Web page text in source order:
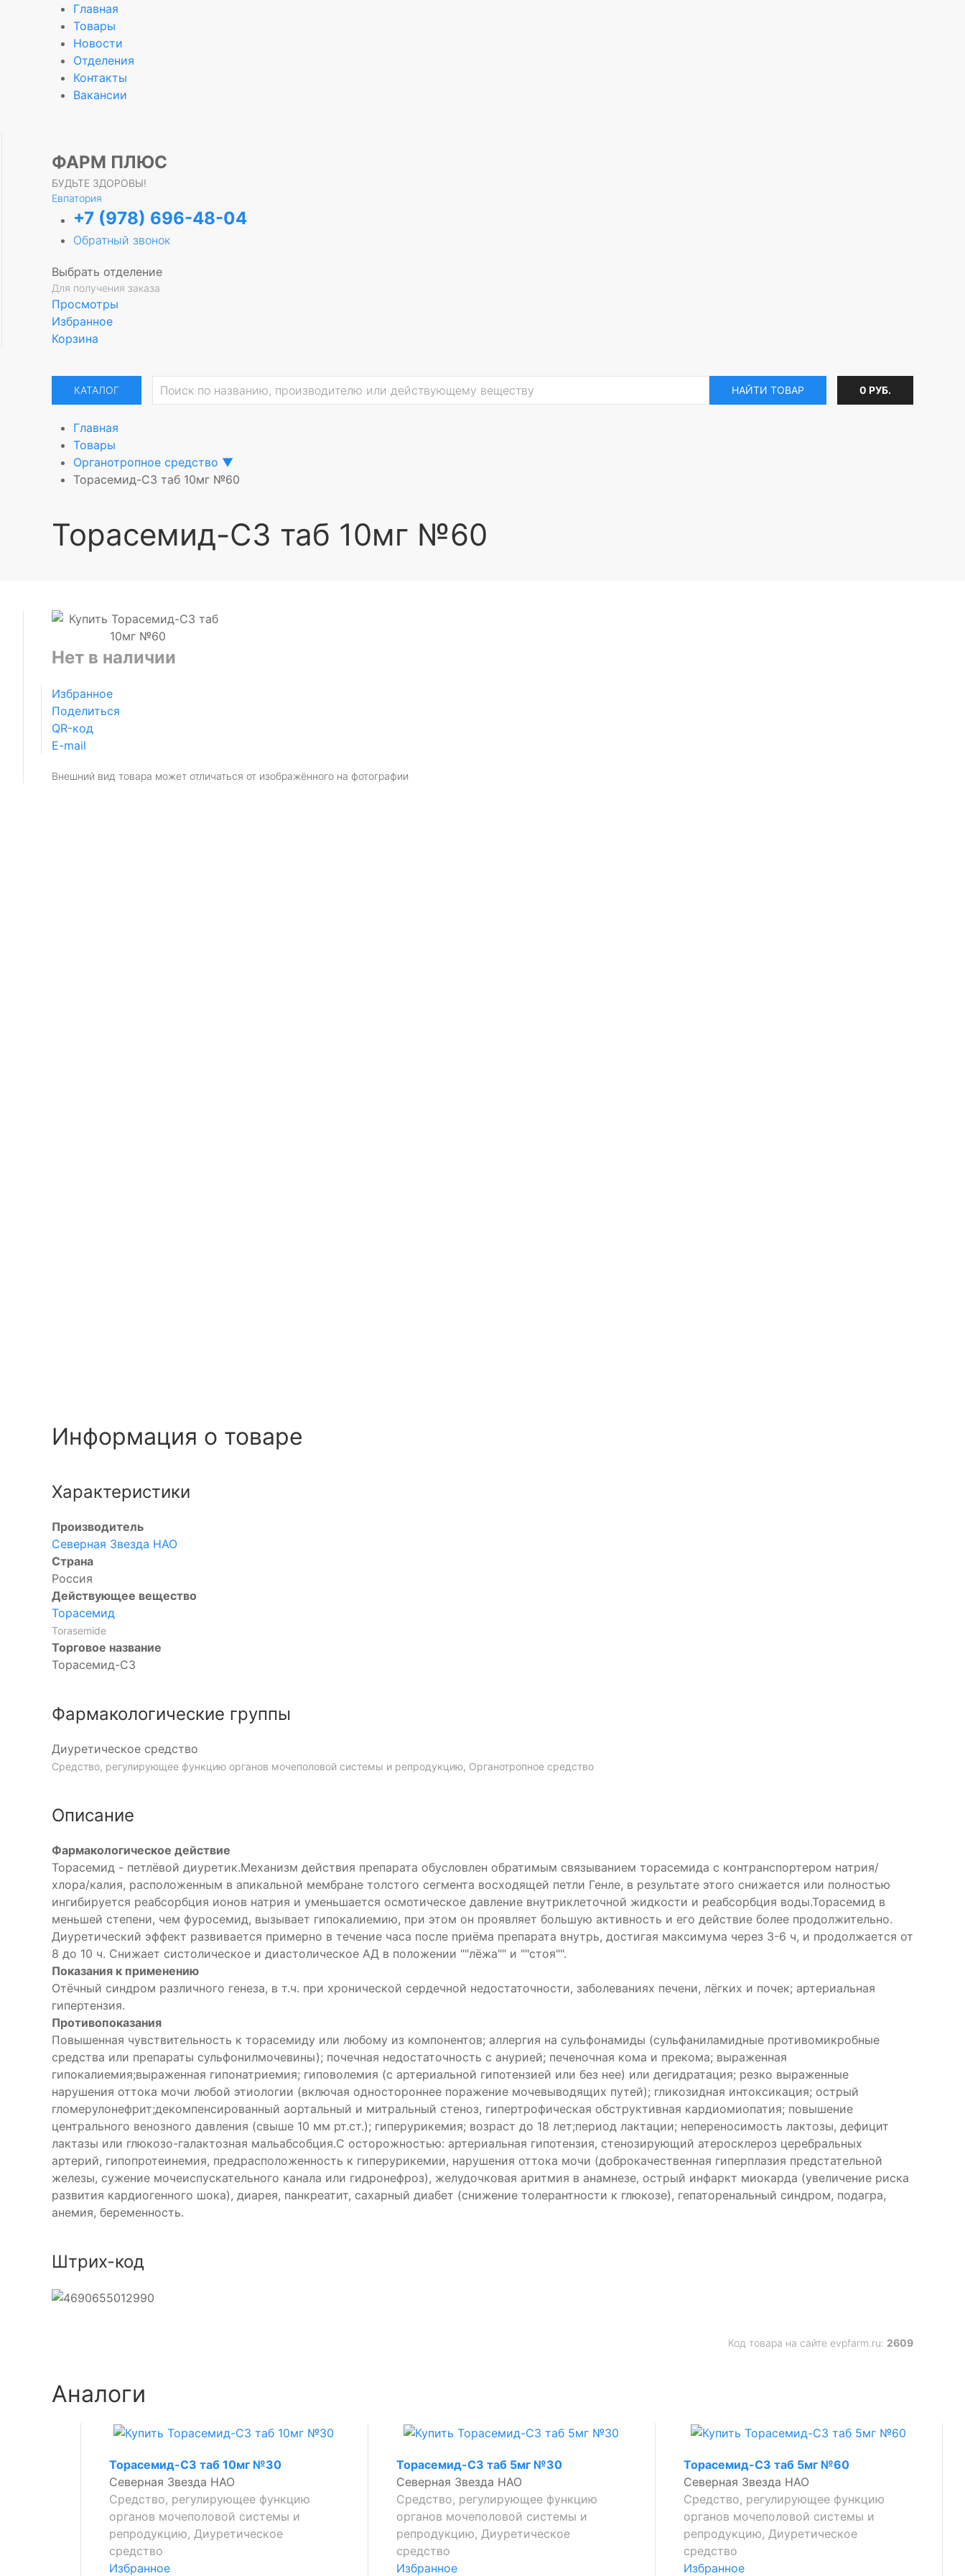
Главная
Товары
Новости
Отделения
Контакты
Вакансии
ФАРМ ПЛЮС
БУДЬТЕ ЗДОРОВЫ!
Евпатория
+7 (978) 696-48-04
Обратный звонок
Выбрать отделение
Для получения заказа
Просмотры
Избранное
Корзина
КАТАЛОГ НАЙТИ ТОВАР 0 РУБ.
Главная
Товары
Органотропное средство ▼
Торасемид-СЗ таб 10мг №60
Торасемид-СЗ таб 10мг №60
Нет в наличии
Избранное
Поделиться
QR-код
E-mail
Внешний вид товара может отличаться от изображённого на фотографии
Информация о товаре
Характеристики
Производитель
Северная Звезда НАО
Страна
Россия
Действующее вещество
Торасемид
Torasemide
Торговое название
Торасемид-СЗ
Фармакологические группы
Диуретическое средство
Средство, регулирующее функцию органов мочеполовой системы и репродукцию, Органотропное средство
Описание
Фармакологическое действие
Торасемид - петлёвой диуретик.Механизм действия препарата обусловлен обратимым связыванием торасемида с контранспортером натрия/
хлора/калия, расположенным в апикальной мембране толстого сегмента восходящей петли Генле, в результате этого снижается или полностью
ингибируется реабсорбция ионов натрия и уменьшается осмотическое давление внутриклеточной жидкости и реабсорбция воды.Торасемид в
меньшей степени, чем фуросемид, вызывает гипокалиемию, при этом он проявляет большую активность и его действие более продолжительно.
Диуретический эффект развивается примерно в течение часа после приёма препарата внутрь, достигая максимума через 3-6 ч, и продолжается от
8 до 10 ч. Снижает систолическое и диастолическое АД в положении ""лёжа"" и ""стоя"".
Показания к применению
Отёчный синдром различного генеза, в т.ч. при хронической сердечной недостаточности, заболеваниях печени, лёгких и почек; артериальная
гипертензия.
Противопоказания
Повышенная чувствительность к торасемиду или любому из компонентов; аллергия на сульфонамиды (сульфаниламидные противомикробные
средства или препараты сульфонилмочевины); почечная недостаточность с анурией; печеночная кома и прекома; выраженная
гипокалиемия;выраженная гипонатриемия; гиповолемия (с артериальной гипотензией или без нее) или дегидратация; резко выраженные
нарушения оттока мочи любой этиологии (включая одностороннее поражение мочевыводящих путей); гликозидная интоксикация; острый
гломерулонефрит;декомпенсированный аортальный и митральный стеноз, гипертрофическая обструктивная кардиомиопатия; повышение
центрального венозного давления (свыше 10 мм рт.ст.); гиперурикемия; возраст до 18 лет;период лактации; непереносимость лактозы, дефицит
лактазы или глюкозо-галактозная мальабсобция.С осторожностью: артериальная гипотензия, стенозирующий атеросклероз церебральных
артерий, гипопротеинемия, предрасположенность к гиперурикемии, нарушения оттока мочи (доброкачественная гиперплазия предстательной
железы, сужение мочеиспускательного канала или гидронефроз), желудочковая аритмия в анамнезе, острый инфаркт миокарда (увеличение риска
развития кардиогенного шока), диарея, панкреатит, сахарный диабет (снижение толерантности к глюкозе), гепаторенальный синдром, подагра,
анемия, беременность.
Штрих-код
Код товара на сайте evpfarm.ru: 2609
Аналоги
Торасемид-СЗ таб 10мг №30
Северная Звезда НАО
Средство, регулирующее функцию
органов мочеполовой системы и
репродукцию, Диуретическое
средство
Избранное
Торасемид-СЗ таб 5мг №30
Северная Звезда НАО
Средство, регулирующее функцию
органов мочеполовой системы и
репродукцию, Диуретическое
средство
Избранное
Торасемид-СЗ таб 5мг №60
Северная Звезда НАО
Средство, регулирующее функцию
органов мочеполовой системы и
репродукцию, Диуретическое
средство
Избранное